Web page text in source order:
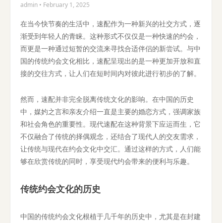
admin • February 1, 2025
在当今快节奏的生活中，速配作为一种新兴的社交方式，逐
渐受到年轻人的青睐。这种形式不仅仅是一种快速的约会，
而更是一种通过短暂的交流来寻找合适伴侣的新尝试。与中
国的传统约会文化相比，速配呈现出的是一种更加开放和直
接的交往方式，让人们在短时间内对彼此进行初步的了解。
然而，速配并非完全脱离传统文化的影响。在中国的历史
中，媒妁之言和亲友介绍一直是主要的婚恋方式，强调家族
和社会角色的重要性。现代速配在这种背景下应运而生，它
不仅融合了传统的择偶观念，还结合了现代人的交友需求，
让传统与现代在约会文化中交汇。通过这样的方式，人们能
够在欣赏传统的同时，享受现代约会带来的便利与乐趣。
传统约会文化的历史
中国的传统约会文化根植于几千年的历史中，尤其是在封建